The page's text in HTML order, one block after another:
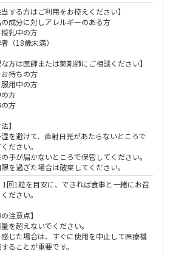
当する方はご利用をお控えください】
の成分に対しアレルギーのある方
授乳中の方
（18歳未満）
な方は医師または薬剤師にご相談ください】
お持ちの方
服用中の方
の方
の方
】
湿を避けて、直射日光があたらないところで
ださい。
の手が届かないところで保管してください。
限を過ぎた場合は破棄してください。
1回1粒を目安に、できれば食事と一緒にお召
ださい。
注意点】
を超えないでください。
感じた場合は、すぐに使用を中止して医療機
ることが重要です。